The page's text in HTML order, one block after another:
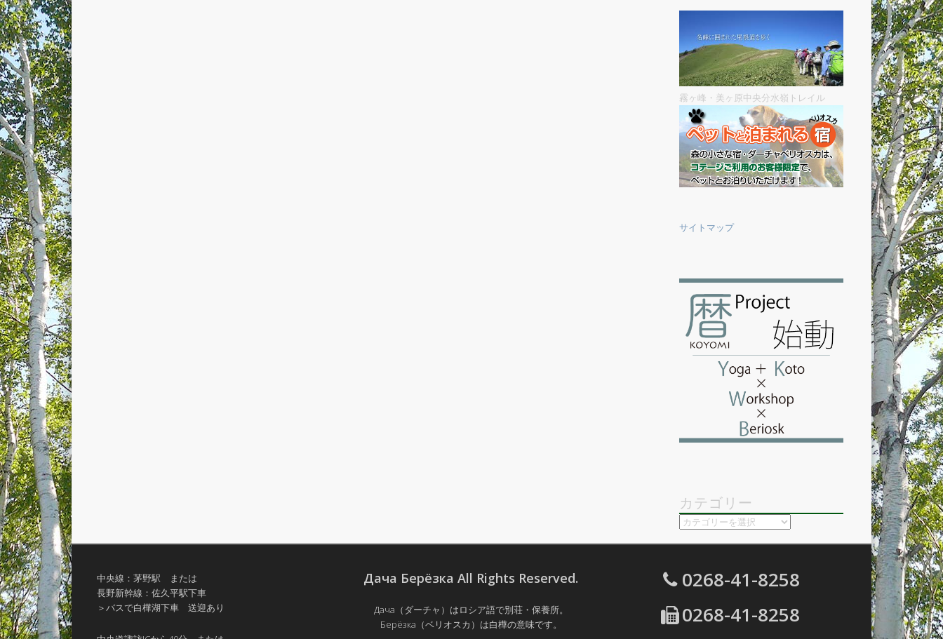
霧ヶ峰・美ヶ原中央分水嶺トレイル
サイトマップ
カテゴリー
カ
ー
中央線：茅野駅 または
長野新幹線：佐久平駅下車
＞バスで白樺湖下車 送迎あり
Дача Берёзка All Rights Reserved.
Дача（ダーチャ）はロシア語で別荘・保養所。
Берёзка（ベリオスカ）は白樺の意味です。
0268-41-8258
0268-41-8258